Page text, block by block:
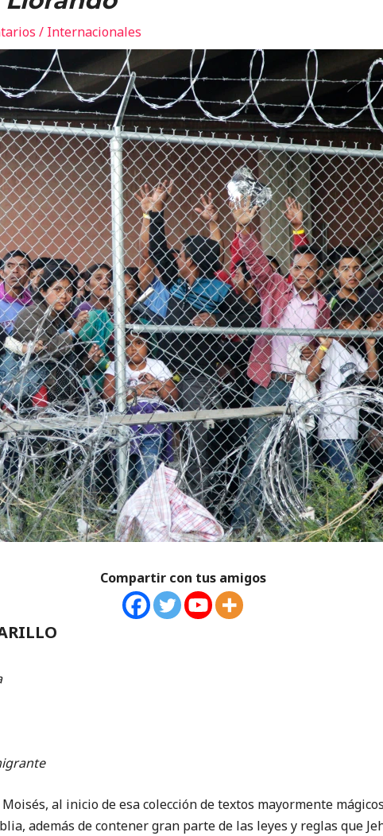
/ Internacionales
Compartir con tus amigos
al inicio de esa colección de textos mayormente
además de contener gran parte de las leyes y reglas que